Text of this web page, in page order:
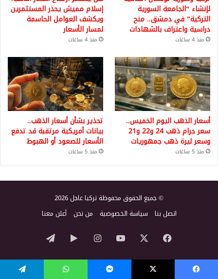
لإنشاء “الجامعة السورية
التركية” في دمشق.. منح
دراسية واعتراف بالشهادات
منذ 4 ساعات
إسلام مميش يحذر المستثمرين
ويكشف العوامل الحاسمة
لمسار الأسعار
منذ 4 ساعات
أسعار الذهب اليوم الخميس..
سعر جرام ذهب 24 و22 و21
وسعر ليرة ذهب جمهوريات
منذ 5 ساعات
تحذير بشأن أسعار الذهب..
بيانات أمريكية مرتقبة قد تدفع
الأسعار للصعود أو الهبوط
منذ 5 ساعات
© جميع الحقوق محفوظة تركيا عاجل 2026
اتصل بنا سياسة الخصوصية من نحن أعلن معنا
فيسبوك ‫YouTubeانستقرام‏Google
Play
تيلقرام